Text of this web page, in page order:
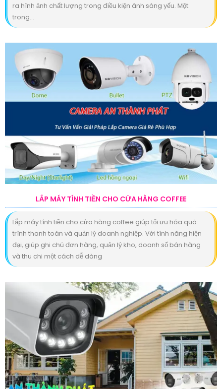
ra hình ảnh chất lượng trong điều kiện ánh sáng yếu. Một
trong...
LẮP MÁY TÍNH TIỀN CHO CỬA HÀNG COFFEE
Lắp máy tính tiền cho cửa hàng coffee giúp tối ưu hóa quá
trình thanh toán và quản lý doanh nghiệp. Với tính năng hiện
đại, giúp ghi chú đơn hàng, quản lý kho, doanh số bán hàng
và thu chi một cách dễ dàng